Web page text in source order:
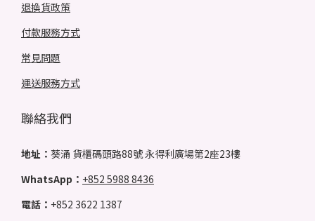
退換貨政策
付款服務方式
常見問題
運送服務方式
聯絡我們
地址： 葵涌 貨櫃碼頭路88號 永得利廣場第2座23樓
WhatsApp： +852 5988 8436
電話： +852 3622 1387